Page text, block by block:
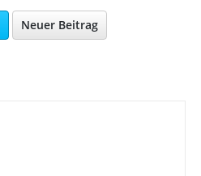
Neuer Beitrag